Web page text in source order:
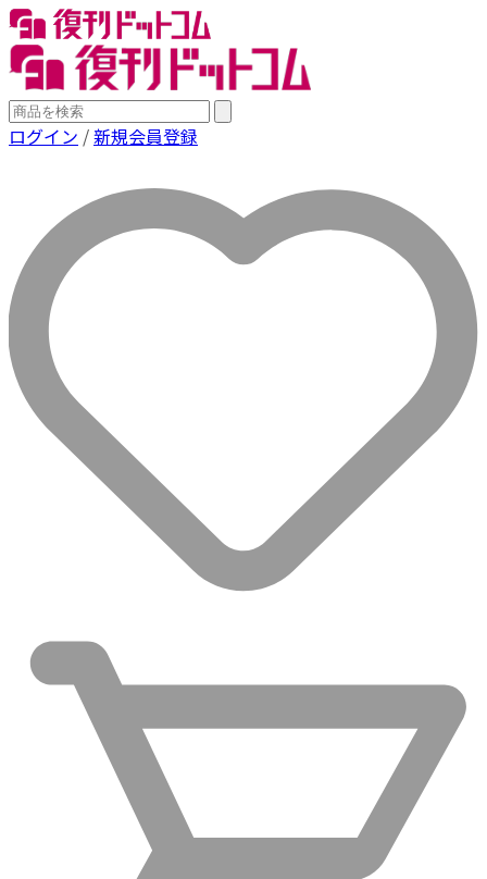
ログイン /新規会員登録